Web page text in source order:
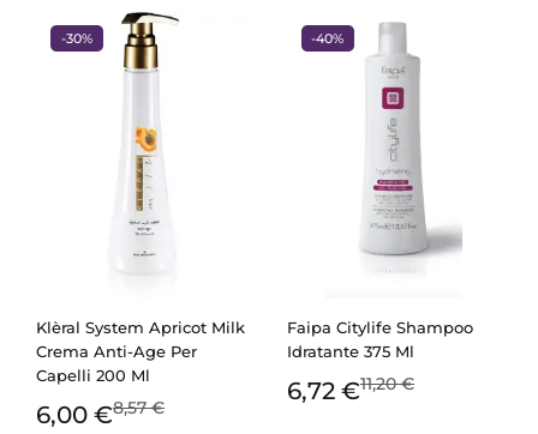
Klèral System Apricot Milk
Crema Anti-Age Per
Capelli 200 Ml
6,00 €8,57 €
-30%
Faipa Citylife Shampoo
Idratante 375 Ml
6,72 €11,20 €
-40%